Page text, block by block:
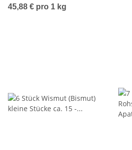
45,88 € pro 1 kg